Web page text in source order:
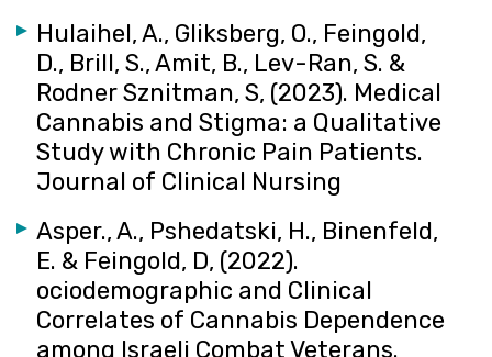
Hulaihel, A., Gliksberg, O., Feingold,
D., Brill, S., Amit, B., Lev-Ran, S. &
Rodner Sznitman, S, (2023). Medical
Cannabis and Stigma: a Qualitative
Study with Chronic Pain Patients.
Journal of Clinical Nursing
Asper., A., Pshedatski, H., Binenfeld,
E. & Feingold, D, (2022).
ociodemographic and Clinical
Correlates of Cannabis Dependence
among Israeli Combat Veterans.